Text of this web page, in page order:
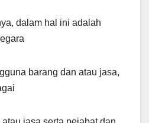
dalam hal ini adalah
barang dan atau jasa,